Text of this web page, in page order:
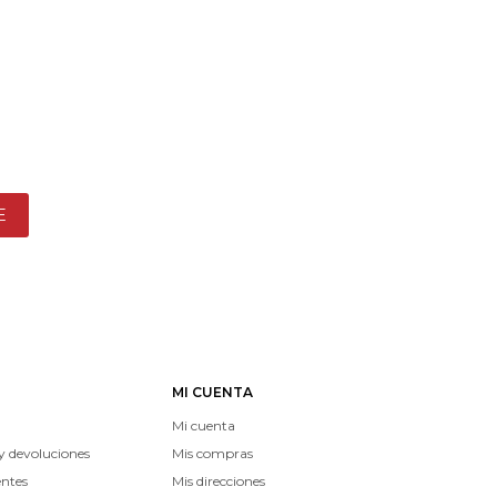
devoluciones
MI CUENTA
Mi cuenta
Mis compras
Mis direcciones